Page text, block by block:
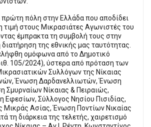
πρώτη πόλη στην Ελλάδα που αποδίδει
τιμή στους Μικρασιάτες Αγωνιστές του
έμπρακτα τη συμβολή τους στην
διατήρηση της εθνικής μας ταυτότητας.
ομόφωνα από το Δημοτικό
105/2024), ύστερα από πρόταση των
Συλλόγων της Νίκαιας
Ένωση Δαρδανελλιωτών, Ένωση
Σμυρναίων Νίκαιας & Πειραιώς,
Εφεσίων, Σύλλογος Νησίου Πισιδίας,
Ασίας, Ένωση Ποντίων Νικαίας
τη διάρκεια της τελετής, χαιρετισμό